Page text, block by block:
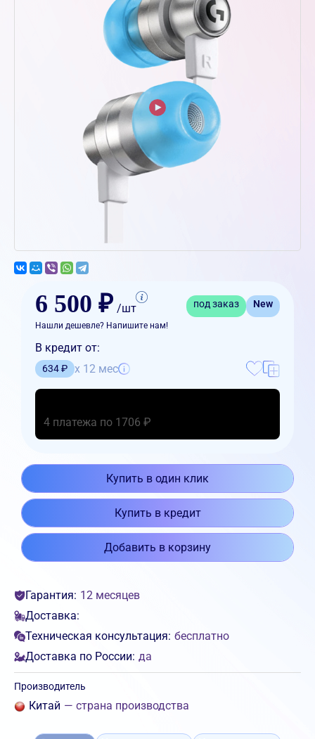
6 500 ₽ /шт под заказ New
Нашли дешевле? Напишите нам!
В кредит от:
634 ₽ x 12 мес
4 платежа по 1706 ₽
Купить в один клик
Купить в кредит
Добавить в корзину
Гарантия: 12 месяцев
Доставка:
Техническая консультация: бесплатно
Доставка по России: да
Производитель
Китай — страна производства